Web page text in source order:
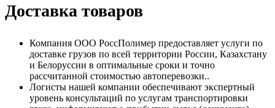
Доставка товаров
Компания ООО РоссПолимер предоставляет услуги по
доставке грузов по всей территории России, Казахстану
и Белоруссии в оптимальные сроки и точно
рассчитанной стоимостью автоперевозки..
Логисты нашей компании обеспечивают экспертный
уровень консультаций по услугам транспортировки